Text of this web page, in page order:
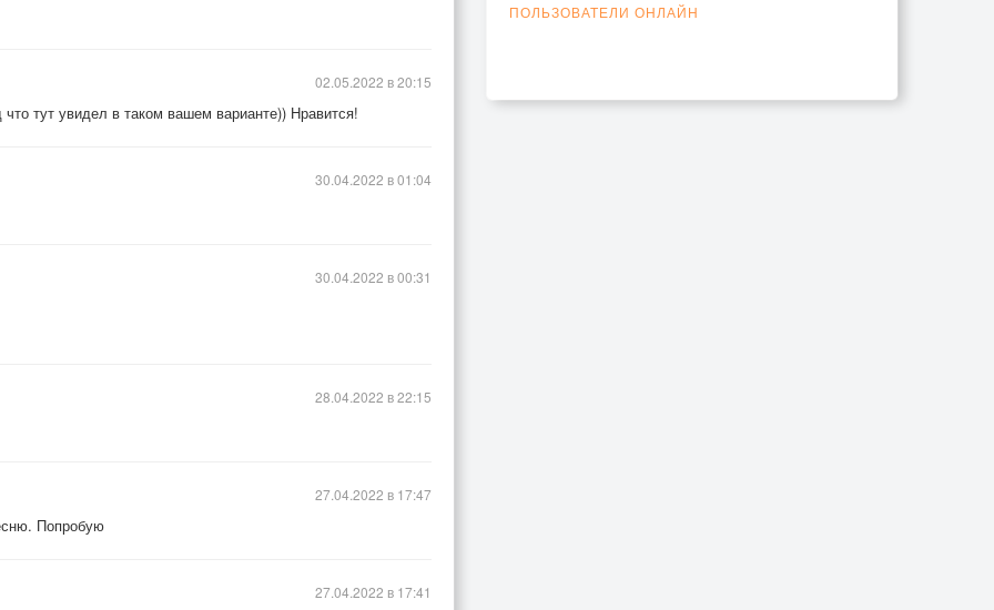
тут увидел в таком вашем варианте)) Нравится!
02.05.2022 в 20:15
30.04.2022 в 01:04
30.04.2022 в 00:31
28.04.2022 в 22:15
Попробую
27.04.2022 в 17:47
27.04.2022 в 17:41
ПОЛЬЗОВАТЕЛИ ОНЛАЙН